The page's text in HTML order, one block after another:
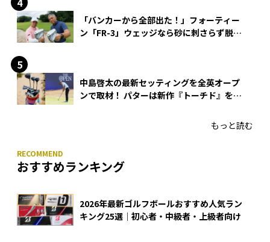
「バンカーから全部出た！」フォーティー
ン「FR-3」ウェッジなら砂に刺さらず脱出
中島啓太の最新セッティングを全英オープ
ンで取材！ パターは新作『トーチド』を投
もっと読む
おすすめランキング
2026年最新ゴルフボールおすすめ人気ラン
キング25選｜初心者・中級者・上級者向け